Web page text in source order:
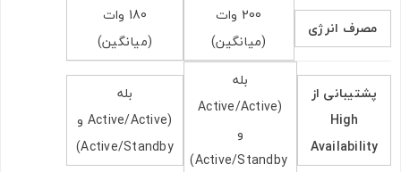
مصرف انرژی
200 وات
(میانگین)
180 وات
(میانگین)
پشتیبانی از
High
Availability
بله
(Active/Active
و
Active/Standby)
بله
(Active/Active و
Active/Standby)